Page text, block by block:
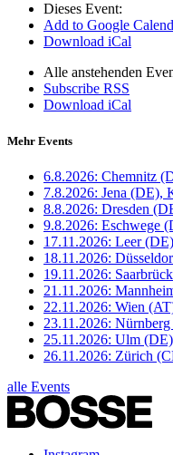
Dieses Event:
Add to Google
Download iCal
Alle anstehenden
Subscribe RSS
Download iCal
Mehr Events
6.8.2026: Chemnitz
7.8.2026: Jena (DE),
8.8.2026: Dresden
9.8.2026: Eschwege
17.11.2026: Leer
18.11.2026:
19.11.2026:
21.11.2026:
22.11.2026: Wien
23.11.2026:
25.11.2026: Ulm
26.11.2026: Zürich
alle Events